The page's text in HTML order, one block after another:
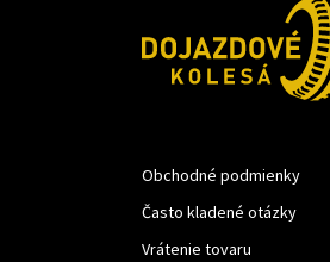
Obchodné podmienky
Často kladené otázky
Vrátenie tovaru